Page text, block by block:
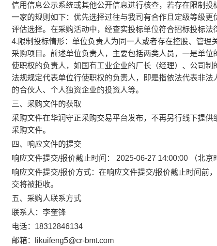
信用信息公示系统或其他公开信息进行核查，若存在限制
一家的规则如下：优先选择过往与我司有合作且定级等级
评估选择。在采购活动中，经查实投标单位符合招标投标
4.限制投标情形：单位负责人为同一人或者存在控股、管
采购项目。前述单位负责人，主要包括两类人员，一是单
使职权的负责人，如国有工业企业的厂长（经理）、公司
法规规定代表单位行使职权的负责人，即是指依法代表非
的合伙人、个人独资企业的投资人等。
三、采购文件的获取
采购文件在华润守正采购交易平台发布，不再另行线下提供
采购文件。
四、响应文件的提交
响应文件提交/报价截止时间： 2025-06-27 14:00:00
（北
响应文件提交/报价方式：在响应文件提交/报价截止时间前
交将被拒收。
五、采购人联系方式
联系人：李奎锋
电话：18312846134
邮箱：likuifeng5@cr-bmt.com